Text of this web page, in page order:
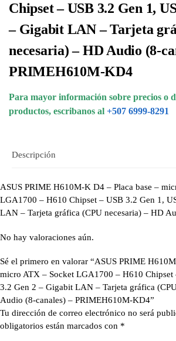
Chipset – USB 3.2 Gen 1,
– Gigabit LAN – Tarjeta
necesaria) – HD Audio (8-
PRIMEH610M-KD4
Para mayor información sobre precios o
productos, escribanos al +507 6999-8291
Descripción
ASUS PRIME H610M-K D4 – Placa base –
LGA1700 – H610 Chipset – USB 3.2 Gen 1,
LAN – Tarjeta gráfica (CPU necesaria) – HD
No hay valoraciones aún.
Sé el primero en valorar “ASUS PRIME
micro ATX – Socket LGA1700 – H610 Chipset
3.2 Gen 2 – Gigabit LAN – Tarjeta gráfica
Audio (8-canales) – PRIMEH610M-KD4”
Tu dirección de correo electrónico no será
obligatorios están marcados con *